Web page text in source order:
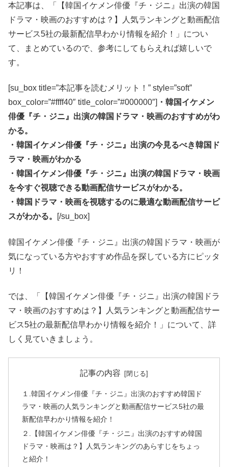
本記事は、「【韓国イケメン俳優『チ・ジニ』出演の韓国
ドラマ・映画のおすすめは？】人気ランキングと動画配信
サービス5社の最新配信早わかり情報を紹介！」につい
て、まとめているので、参考にしてもらえれば嬉しいで
す。
[su_box title=”本記事を読むメリット！” style=”soft”
box_color=”#ffff40″ title_color=”#000000″] ・韓国イケメン
俳優『チ・ジニ』出演の韓国ドラマ・映画のおすすめがわ
かる。
・韓国イケメン俳優『チ・ジニ』出演の今見るべき韓国ド
ラマ・映画がわかる
・韓国イケメン俳優『チ・ジニ』出演の韓国ドラマ・映画
を今すぐ視聴できる動画配信サービスがわかる。
・韓国ドラマ・映画を視聴するのに最適な動画配信サービ
スがわかる。
[/su_box]
韓国イケメン俳優『チ・ジニ』出演の韓国ドラマ・映画が
気になっている方やおすすめ作品を探している方にピッタ
リ！
では、「【韓国イケメン俳優『チ・ジニ』出演の韓国ドラ
マ・映画のおすすめは？】人気ランキングと動画配信サー
ビス5社の最新配信早わかり情報を紹介！」について、詳
しく見ていきましょう。
記事の内容
１.韓国イケメン俳優『チ・ジニ』出演のおすすめ韓国ド
ラマ・映画の人気ランキングと動画配信サービス5社の最
新配信早わかり情報を紹介！
２.【韓国イケメン俳優『チ・ジニ』出演のおすすめ韓国
ドラマ・映画は？】人気ランキングのあらすじをちょっ
と紹介！